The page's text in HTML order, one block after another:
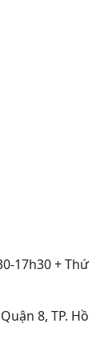
17h30 + Thứ
8, TP. Hồ